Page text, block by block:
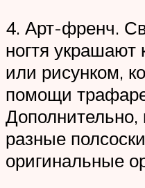
4. Арт-френч.
ногтя
или рисунком,
помощи
Дополнительно,
разные
оригинальные